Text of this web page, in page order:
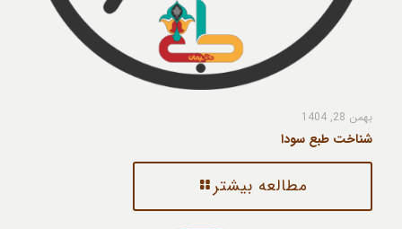
بهمن 28, 1404
شناخت طبع سودا
مطالعه بیشتر